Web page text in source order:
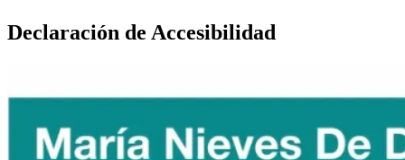
Declaración de Accesibilidad